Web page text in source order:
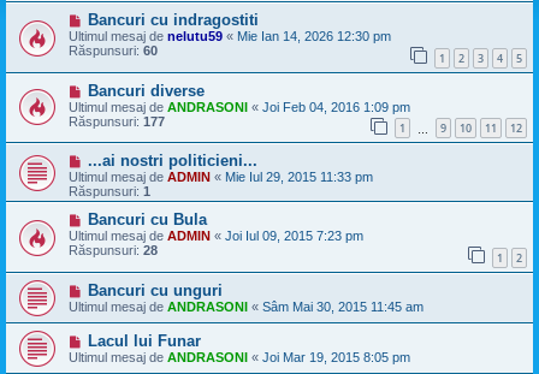
Bancuri cu indragostiti
Ultimul mesaj de nelutu59 « Mie Ian 14, 2026 12:30 pm
Răspunsuri: 60 1 2 3 4 5
Bancuri diverse
Ultimul mesaj de ANDRASONI « Joi Feb 04, 2016 1:09 pm
Răspunsuri: 177 1 9 10 11 12
...ai nostri politicieni...
Ultimul mesaj de ADMIN « Mie Iul 29, 2015 11:33 pm
Răspunsuri: 1
Bancuri cu Bula
Ultimul mesaj de ADMIN « Joi Iul 09, 2015 7:23 pm
Răspunsuri: 28 1 2
Bancuri cu unguri
Ultimul mesaj de ANDRASONI « Sâm Mai 30, 2015 11:45 am
Lacul lui Funar
Ultimul mesaj de ANDRASONI « Joi Mar 19, 2015 8:05 pm